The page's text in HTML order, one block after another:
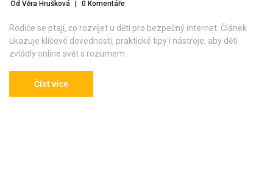
Od Věra Hrušková 0 Komentáře
Rodiče se ptají, co rozvíjet u dětí pro bezpečný internet. Článek
ukazuje klíčové dovednosti, praktické tipy i nástroje, aby děti
zvládly online svět s rozumem.
Číst více